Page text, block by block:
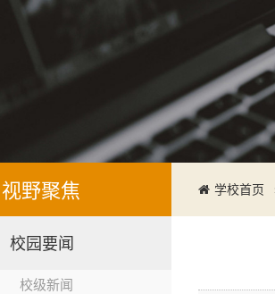
视野聚焦 学校首页
校园要闻
校级新闻